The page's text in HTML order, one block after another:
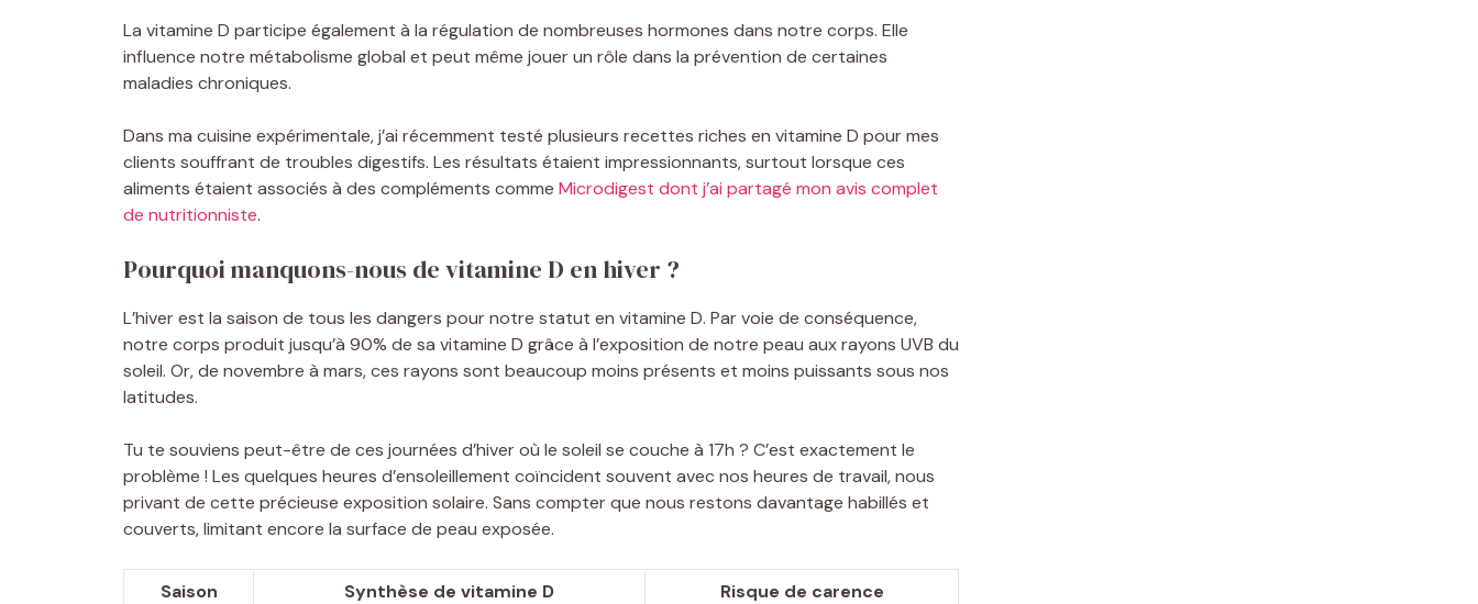
La vitamine D participe également à la régulation de nombreuses hormones dans notre corps. Elle
influence notre métabolisme global et peut même jouer un rôle dans la prévention de certaines
maladies chroniques.
Dans ma cuisine expérimentale, j’ai récemment testé plusieurs recettes riches en vitamine D pour mes
clients souffrant de troubles digestifs. Les résultats étaient impressionnants, surtout lorsque ces
aliments étaient associés à des compléments comme Microdigest dont j’ai partagé mon avis complet
de nutritionniste.
Pourquoi manquons-nous de vitamine D en hiver ?
L’hiver est la saison de tous les dangers pour notre statut en vitamine D. Par voie de conséquence,
notre corps produit jusqu’à 90% de sa vitamine D grâce à l’exposition de notre peau aux rayons UVB du
soleil. Or, de novembre à mars, ces rayons sont beaucoup moins présents et moins puissants sous nos
latitudes.
Tu te souviens peut-être de ces journées d’hiver où le soleil se couche à 17h ? C’est exactement le
problème ! Les quelques heures d’ensoleillement coïncident souvent avec nos heures de travail, nous
privant de cette précieuse exposition solaire. Sans compter que nous restons davantage habillés et
couverts, limitant encore la surface de peau exposée.
Saison Synthèse de vitamine D
Risque de carence